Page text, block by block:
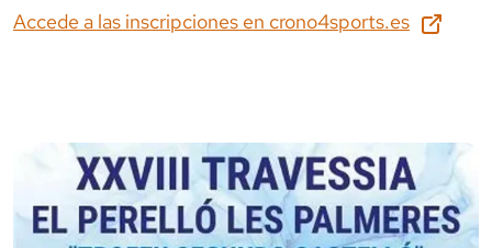
Accede a las inscripciones en crono4sports.es